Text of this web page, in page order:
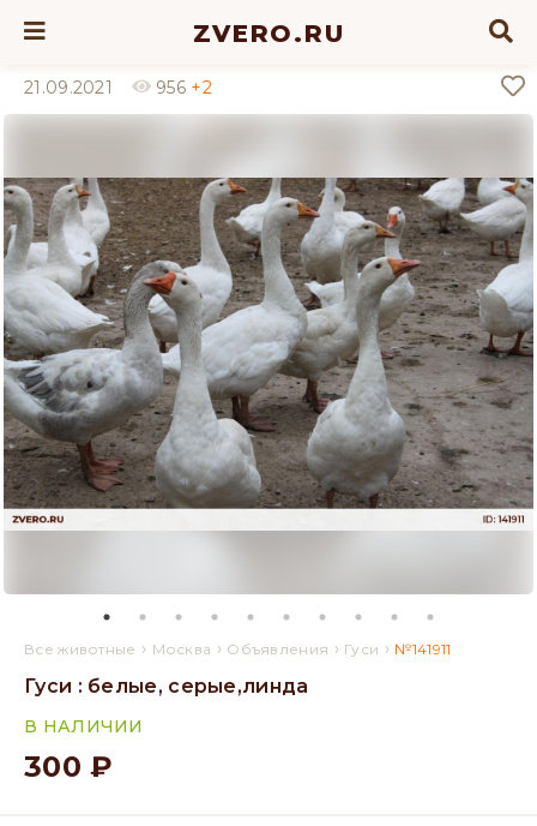
ZVERO.RU
21.09.2021 956 +2
Все животные › Москва › Объявления › Гуси › №141911
Гуси : белые, серые,линда
В НАЛИЧИИ
300 ₽